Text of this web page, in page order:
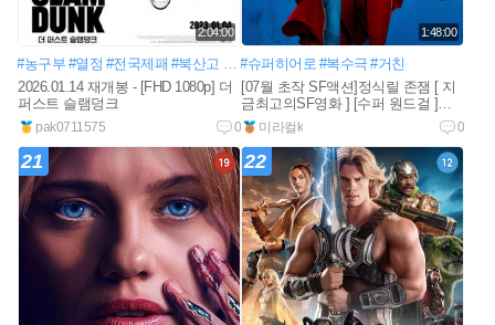
2:04:00
#농구부 #열정 #전국제패 #북산고 #송태섭 #강백호#정대만#서태웅
2026.01.14 재개봉 - [FHD 1080p] 더
퍼스트 슬램덩크
pak0711575 0
1:48:00
#슈퍼히어로 #복수극 #거친
[07월 초작 SF액션]정식릴 존잼 [ 지
금최고의SF영화 ] [수퍼 원드걸 ]
1080공식자막
미라컬k 0
21 22